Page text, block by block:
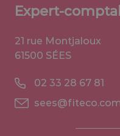
Expert-
21 rue Montjaloux
61500 SÉES
02 33 28 67 81